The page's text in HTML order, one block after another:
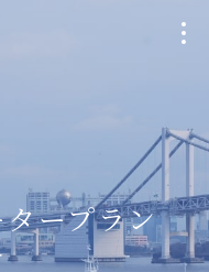
ター
ープラン